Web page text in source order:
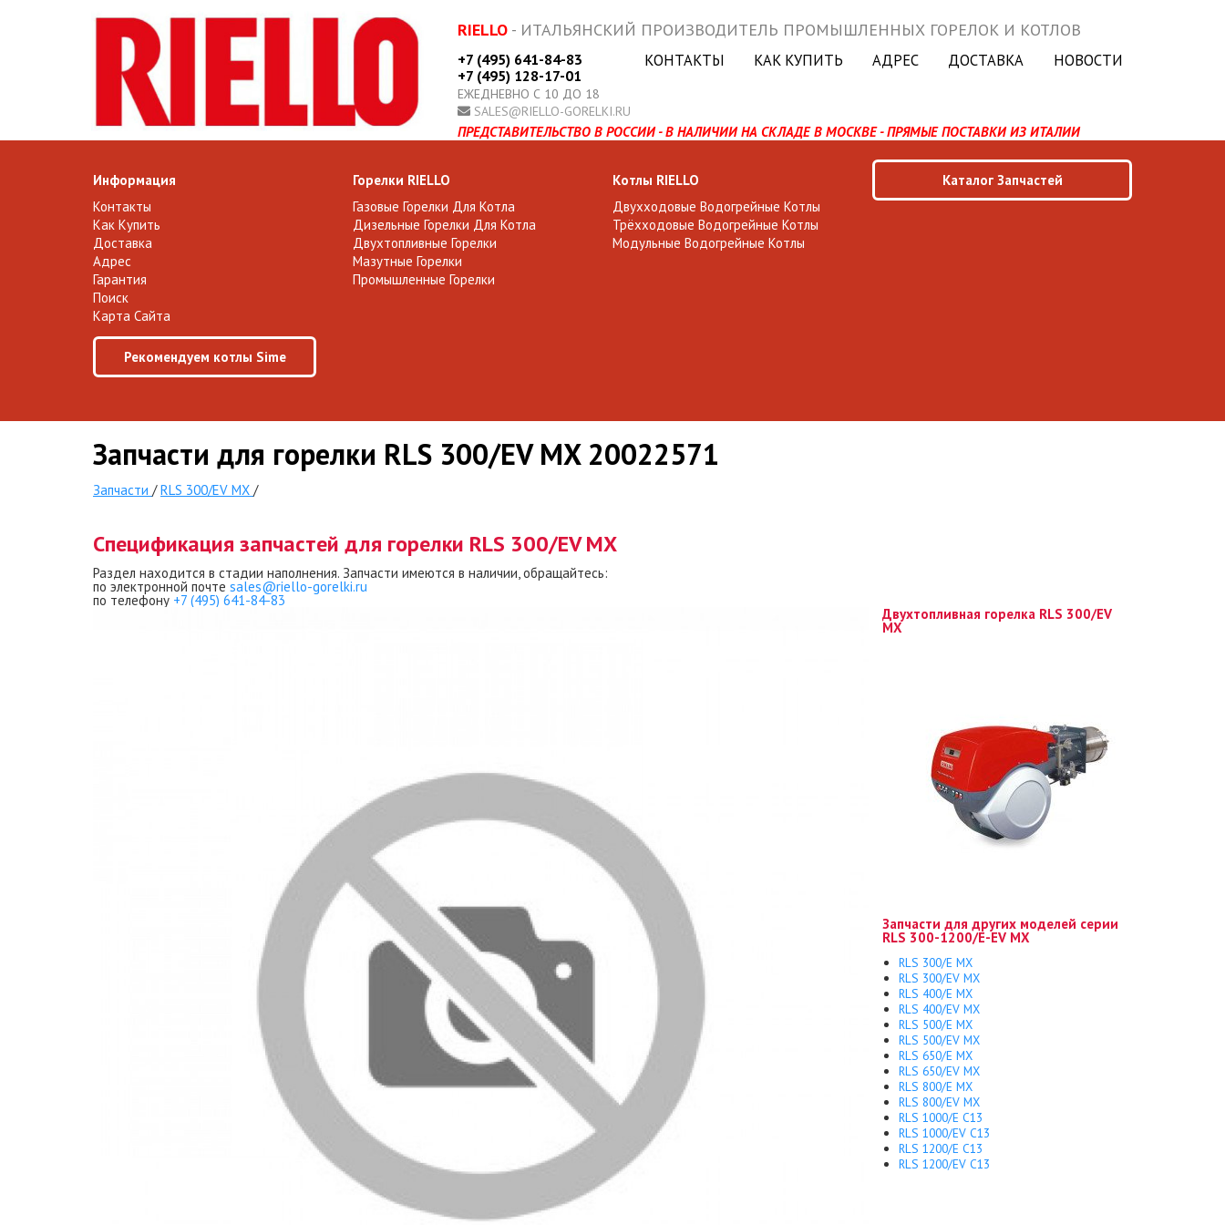
RIELLO- ИТАЛЬЯНСКИЙ ПРОИЗВОДИТЕЛЬ ПРОМЫШЛЕННЫХ ГОРЕЛОК И КОТЛОВ
+7 (495) 641-84-83
+7 (495) 128-17-01
ЕЖЕДНЕВНО С 10 ДО 18
SALES@RIELLO-GORELKI.RU
КОНТАКТЫ КАК КУПИТЬ АДРЕС ДОСТАВКА НОВОСТИ
ПРЕДСТАВИТЕЛЬСТВО В РОССИИ - В НАЛИЧИИ НА СКЛАДЕ В МОСКВЕ - ПРЯМЫЕ ПОСТАВКИ ИЗ ИТАЛИИ
Информация
Контакты
Как Купить
Доставка
Адрес
Гарантия
Поиск
Карта Сайта
Рекомендуем котлы Sime
Горелки RIELLO
Газовые Горелки Для Котла
Дизельные Горелки Для Котла
Двухтопливные Горелки
Мазутные Горелки
Промышленные Горелки
Котлы RIELLO
Двухходовые Водогрейные Котлы
Трёхходовые Водогрейные Котлы
Модульные Водогрейные Котлы
Каталог Запчастей
Запчасти для горелки RLS 300/EV MX 20022571
Запчасти /RLS 300/EV MX /
Спецификация запчастей для горелки RLS 300/EV MX
Раздел находится в стадии наполнения. Запчасти имеются в наличии, обращайтесь:
по электронной почте sales@riello-gorelki.ru
по телефону +7 (495) 641-84-83
Двухтопливная горелка RLS 300/EV
MX
Запчасти для других моделей серии
RLS 300-1200/E-EV MX
RLS 300/E MX
RLS 300/EV MX
RLS 400/E MX
RLS 400/EV MX
RLS 500/E MX
RLS 500/EV MX
RLS 650/E MX
RLS 650/EV MX
RLS 800/E MX
RLS 800/EV MX
RLS 1000/E C13
RLS 1000/EV C13
RLS 1200/E C13
RLS 1200/EV C13